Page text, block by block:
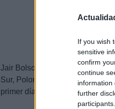
If you wish
sensitive
confirm
continue
information
further
Jair Bolsonaro, presidente de
Sur, Polonia y la República
primer día.